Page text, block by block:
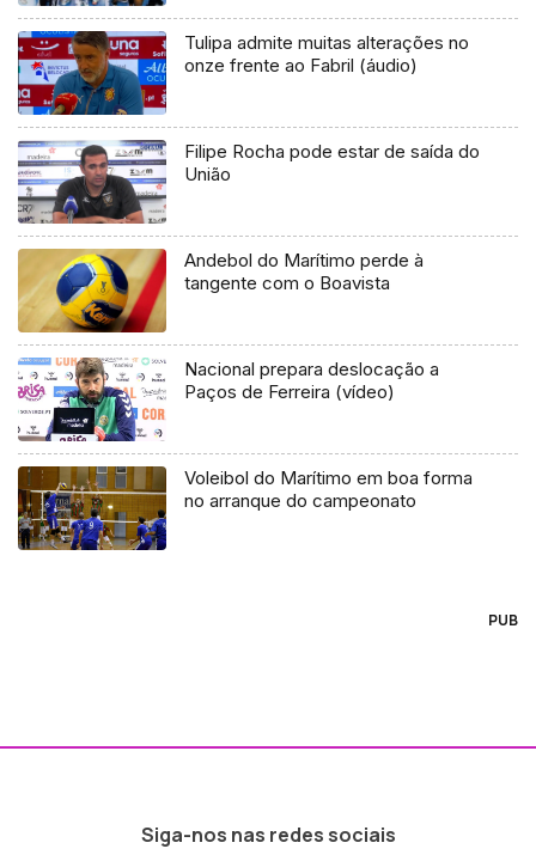
Tulipa admite muitas alterações no
onze frente ao Fabril (áudio)
Filipe Rocha pode estar de saída do
União
Andebol do Marítimo perde à
tangente com o Boavista
Nacional prepara deslocação a
Paços de Ferreira (vídeo)
Voleibol do Marítimo em boa forma
no arranque do campeonato
PUB
Siga-nos nas redes sociais